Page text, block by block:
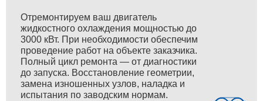
Отремонтируем ваш двигатель
жидкостного охлаждения мощностью до
3000 кВт. При необходимости обеспечим
проведение работ на объекте заказчика.
Полный цикл ремонта — от диагностики
до запуска. Восстановление геометрии,
замена изношенных узлов, наладка и
испытания по заводским нормам.